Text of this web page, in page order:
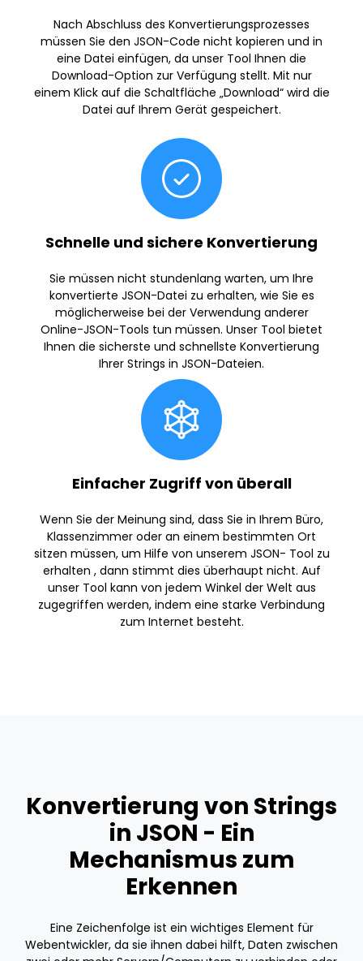
Nach Abschluss des Konvertierungsprozesses
müssen Sie den JSON-Code nicht kopieren und in
eine Datei einfügen, da unser Tool Ihnen die
Download-Option zur Verfügung stellt. Mit nur
einem Klick auf die Schaltfläche „Download“ wird die
Datei auf Ihrem Gerät gespeichert.
Schnelle und sichere Konvertierung
Sie müssen nicht stundenlang warten, um Ihre
konvertierte JSON-Datei zu erhalten, wie Sie es
möglicherweise bei der Verwendung anderer
Online-JSON-Tools tun müssen. Unser Tool bietet
Ihnen die sicherste und schnellste Konvertierung
Ihrer Strings in JSON-Dateien.
Einfacher Zugriff von überall
Wenn Sie der Meinung sind, dass Sie in Ihrem Büro,
Klassenzimmer oder an einem bestimmten Ort
sitzen müssen, um Hilfe von unserem JSON- Tool zu
erhalten , dann stimmt dies überhaupt nicht. Auf
unser Tool kann von jedem Winkel der Welt aus
zugegriffen werden, indem eine starke Verbindung
zum Internet besteht.
Konvertierung von Strings
in JSON - Ein
Mechanismus zum
Erkennen
Eine Zeichenfolge ist ein wichtiges Element für
Webentwickler, da sie ihnen dabei hilft, Daten zwischen